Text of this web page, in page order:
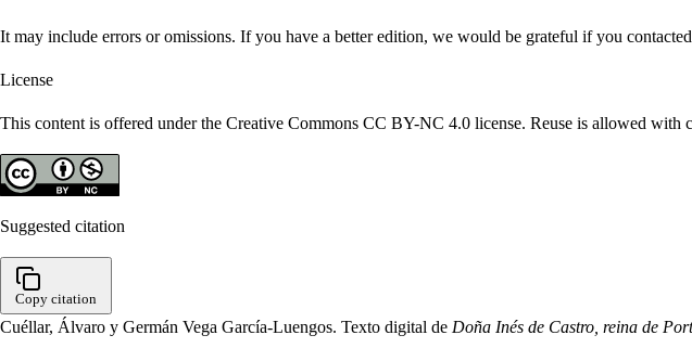
It may include errors or omissions. If you have a better edition, we would be grateful if you
License
This content is offered under the Creative Commons CC BY-NC 4.0 license. Reuse is allowed with
Suggested citation
Copy citation
Cuéllar, Álvaro y Germán Vega García-Luengos. Texto digital de Doña Inés de Castro, reina de